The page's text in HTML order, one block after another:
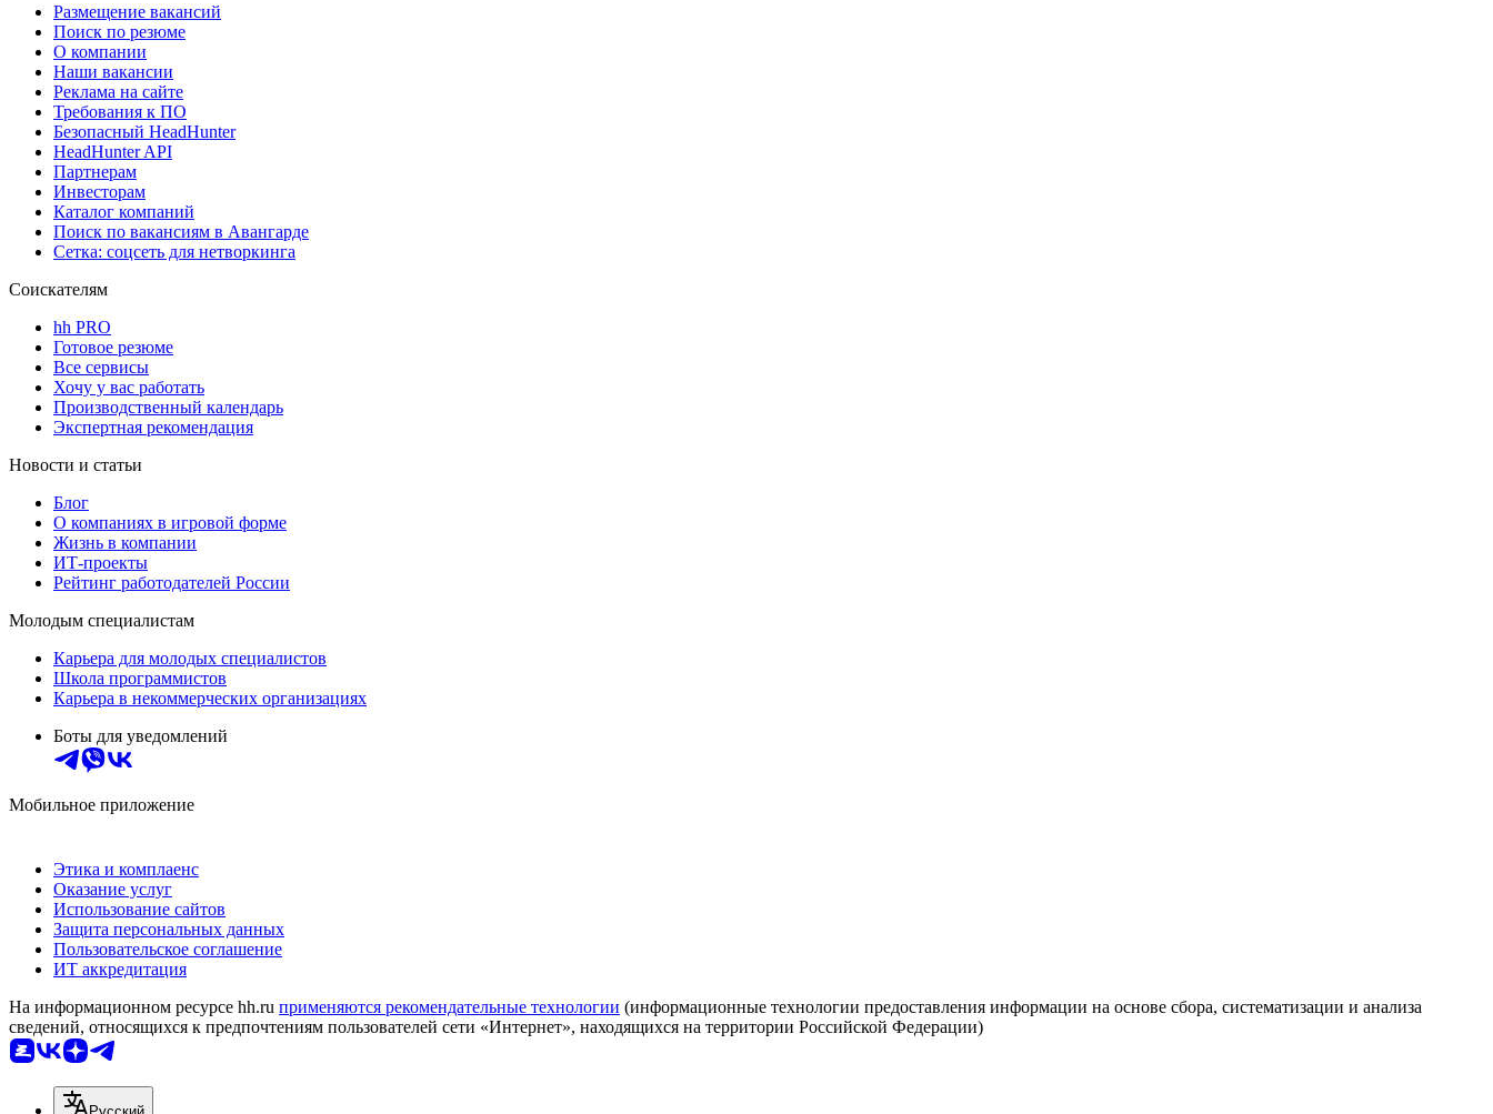
Размещение вакансий
Поиск по резюме
О компании
Наши вакансии
Реклама на сайте
Требования к ПО
Безопасный HeadHunter
HeadHunter API
Партнерам
Инвесторам
Каталог компаний
Поиск по вакансиям в Авангарде
Сетка: соцсеть для нетворкинга
Соискателям
hh PRO
Готовое резюме
Все сервисы
Хочу у вас работать
Производственный календарь
Экспертная рекомендация
Новости и статьи
Блог
О компаниях в игровой форме
Жизнь в компании
ИТ-проекты
Рейтинг работодателей России
Молодым специалистам
Карьера для молодых специалистов
Школа программистов
Карьера в некоммерческих организациях
Боты для уведомлений
Мобильное приложение
Этика и комплаенс
Оказание услуг
Использование сайтов
Защита персональных данных
Пользовательское соглашение
ИТ аккредитация
На информационном ресурсе hh.ru применяются рекомендательные технологии (информационные технологии предоставления информации на основе сбора, систематизации и анализа
сведений, относящихся к предпочтениям пользователей сети «Интернет», находящихся на территории Российской Федерации)